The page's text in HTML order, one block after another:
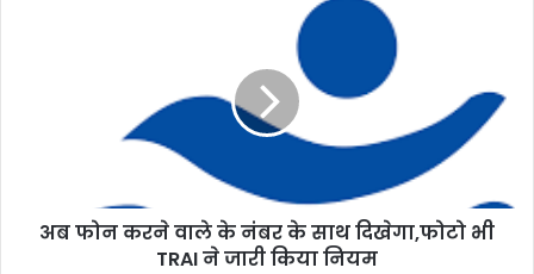
अब फोन करने वाले के नंबर के साथ दिखेगा,फोटो भी
TRAI ने जारी किया नियम